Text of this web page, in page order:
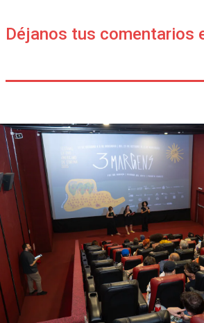
Déjanos tus comentarios